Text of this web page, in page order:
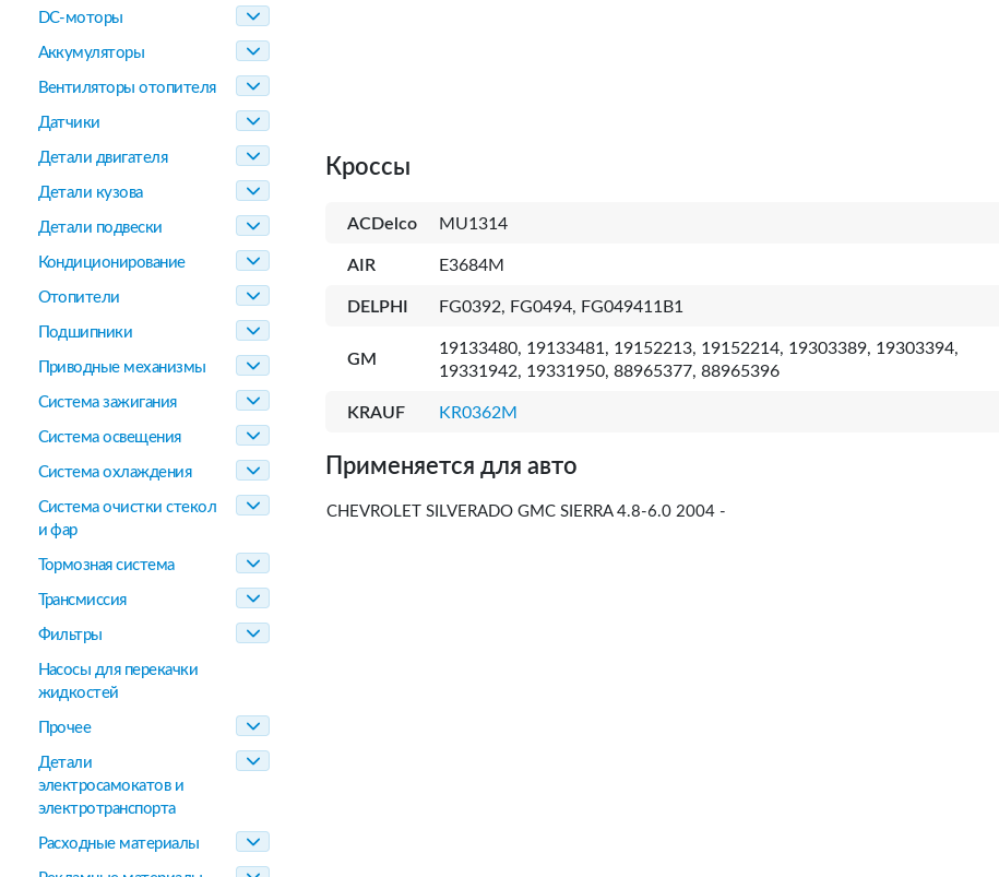
DC-моторы
Аккумуляторы
Вентиляторы отопителя
Датчики
Детали двигателя
Детали кузова
Детали подвески
Кондиционирование
Отопители
Подшипники
Приводные механизмы
Система зажигания
Система освещения
Система охлаждения
Система очистки стекол
и фар
Тормозная система
Трансмиссия
Фильтры
Насосы для перекачки
жидкостей
Прочее
Детали
электросамокатов и
электротранспорта
Расходные материалы
Кроссы
ACDelco MU1314
AIR E3684M
DELPHI FG0392, FG0494, FG049411B1
GM
19133480, 19133481, 19152213, 19152214, 19303389, 19303394,
19331942, 19331950, 88965377, 88965396
KRAUF KR0362M
Применяется для авто
CHEVROLET SILVERADO GMC SIERRA 4.8-6.0 2004 -